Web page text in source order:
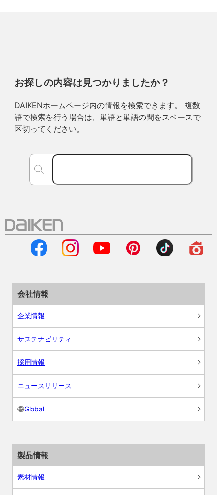
お探しの内容は見つかりましたか？
DAIKENホームページ内の情報を検索できます。 複数
語で検索を行う場合は、単語と単語の間をスペースで
区切ってください。
会社情報
企業情報
サステナビリティ
採用情報
ニュースリリース
Global
製品情報
素材情報